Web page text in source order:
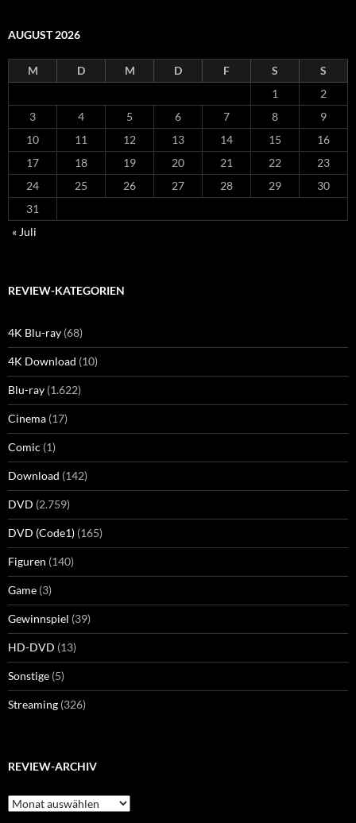
AUGUST 2026
M D M D F S
S
1
2
3
4 5 6 7 8
9
10
11 12 13 14 15
16
17
18 19 20 21 22
23
24
25 26 27 28 29
30
31
« Juli
REVIEW-KATEGORIEN
4K Blu-ray (68)
4K Download (10)
Blu-ray (1.622)
Cinema (17)
Comic (1)
Download (142)
DVD (2.759)
DVD (Code1) (165)
Figuren (140)
Game (3)
Gewinnspiel (39)
HD-DVD (13)
Sonstige (5)
Streaming (326)
REVIEW-ARCHIV
Review-
Archiv